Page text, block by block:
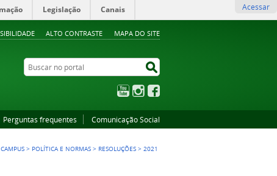
ALTO CONTRASTE MAPA DO SITE
Legislação Canais Acessar
Buscar no portal
YouTubeInstagram
Perguntas frequentes Comunicação Social
> POLÍTICA E NORMAS > RESOLUÇÕES >2021